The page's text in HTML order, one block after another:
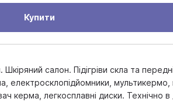
Купити
салон. Підігріви скла та
електросклопідйомники, мультикермо,
керма, легкосплавні диски. Технічно